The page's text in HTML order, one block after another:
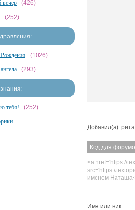
вечер (426)
(252)
(1026)
(293)
тебя! (252)
Добавил(а):
Код для
<a href='https://
src='https://
именем
Имя или ник: